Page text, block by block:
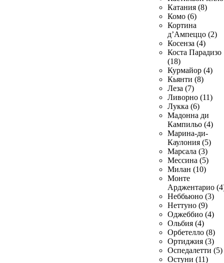
Катания (8)
Комо (6)
Кортина
д’Ампеццо (2)
Косенза (4)
Коста Парадизо
(18)
Курмайор (4)
Кьянти (8)
Леза (7)
Ливорно (11)
Лукка (6)
Мадонна ди
Кампильо (4)
Марина-ди-
Каулония (5)
Марсала (3)
Мессина (5)
Милан (10)
Монте
Арджентарио
Неббьюно (3)
Неттуно (9)
Оджеббио (4)
Ольбия (4)
Орбетелло (8)
Ортиджия (3)
Оспедалетти (5)
Остуни (11)